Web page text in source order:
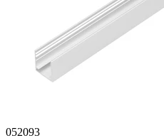
052093